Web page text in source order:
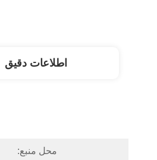
اطلاعات دقیق
محل منبع: